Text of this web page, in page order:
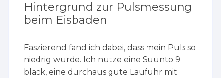
Hintergrund zur Pulsmessung
beim Eisbaden
Faszierend fand ich dabei, dass mein Puls so
niedrig wurde. Ich nutze eine Suunto 9
black, eine durchaus gute Laufuhr mit